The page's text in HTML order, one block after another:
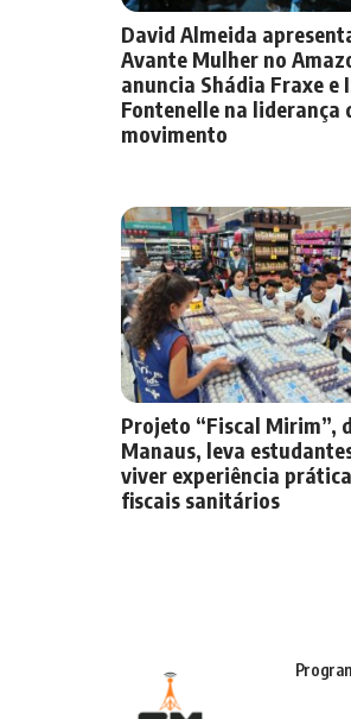
David Almeida
Avante Mulher no
anuncia Shádia Fraxe e
Fontenelle na liderança
movimento
Projeto “Fiscal Mirim”,
Manaus, leva
viver experiência
fiscais sanitários